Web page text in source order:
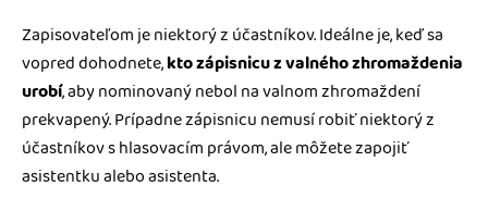
Zapisovateľom je niektorý z účastníkov. Ideálne je, keď sa
vopred dohodnete,kto zápisnicu z valného zhromaždenia
urobí, aby nominovaný nebol na valnom zhromaždení
prekvapený. Prípadne zápisnicu nemusí robiť niektorý z
účastníkov s hlasovacím právom, ale môžete zapojiť
asistentku alebo asistenta.